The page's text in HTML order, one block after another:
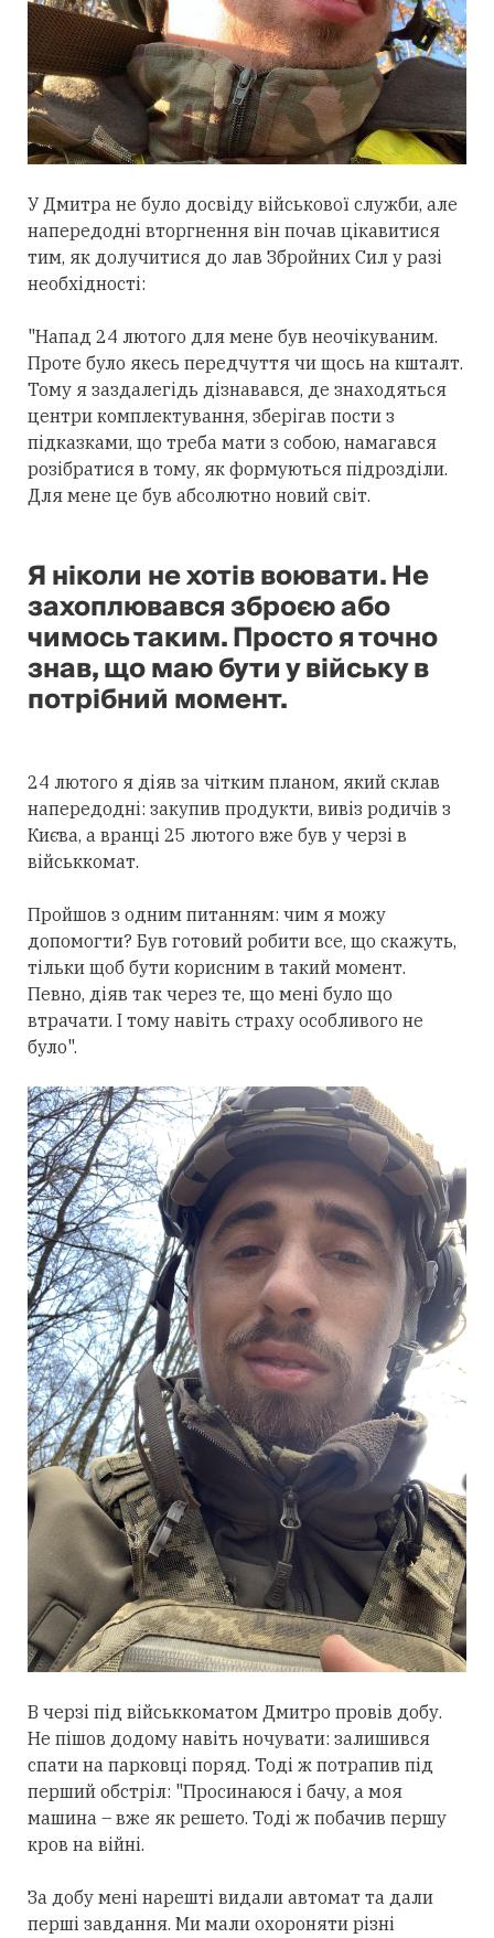
У Дмитра не було досвіду військової служби, але
напередодні вторгнення він почав цікавитися
тим, як долучитися до лав Збройних Сил у разі
необхідності:
"Напад 24 лютого для мене був неочікуваним.
Проте було якесь передчуття чи щось на кшталт.
Тому я заздалегідь дізнавався, де знаходяться
центри комплектування, зберігав пости з
підказками, що треба мати з собою, намагався
розібратися в тому, як формуються підрозділи.
Для мене це був абсолютно новий світ.
Я ніколи не хотів воювати. Не
захоплювався зброєю або
чимось таким. Просто я точно
знав, що маю бути у війську в
потрібний момент.
24 лютого я діяв за чітким планом, який склав
напередодні: закупив продукти, вивіз родичів з
Києва, а вранці 25 лютого вже був у черзі в
військкомат.
Пройшов з одним питанням: чим я можу
допомогти? Був готовий робити все, що скажуть,
тільки щоб бути корисним в такий момент.
Певно, діяв так через те, що мені було що
втрачати. І тому навіть страху особливого не
було".
В черзі під військкоматом Дмитро провів добу.
Не пішов додому навіть ночувати: залишився
спати на парковці поряд. Тоді ж потрапив під
перший обстріл: "Просинаюся і бачу, а моя
машина – вже як решето. Тоді ж побачив першу
кров на війні.
За добу мені нарешті видали автомат та дали
перші завдання. Ми мали охороняти різні